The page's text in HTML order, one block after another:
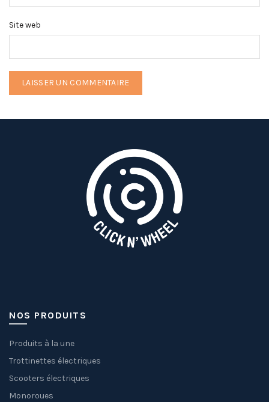
Site web
NOS PRODUITS
Produits à la une
Trottinettes électriques
Scooters électriques
Monoroues